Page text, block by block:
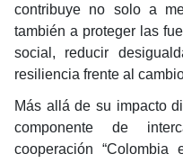
contribuye no solo a
también a proteger las
social, reducir
resiliencia frente al
Más allá de su impacto
componente de
cooperación “Colombia